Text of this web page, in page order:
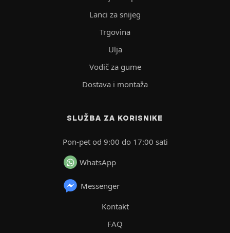
Lanci za snijeg
Trgovina
Ulja
Vodič za gume
Dostava i montaža
SLUŽBA ZA KORISNIKE
Pon-pet od 9:00 do 17:00 sati
WhatsApp
Messenger
Kontakt
FAQ